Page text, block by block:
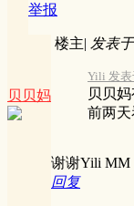
举报
贝贝妈
楼主| 发表
Yili 发表
贝贝妈
前两天
谢谢Yili MM
回复